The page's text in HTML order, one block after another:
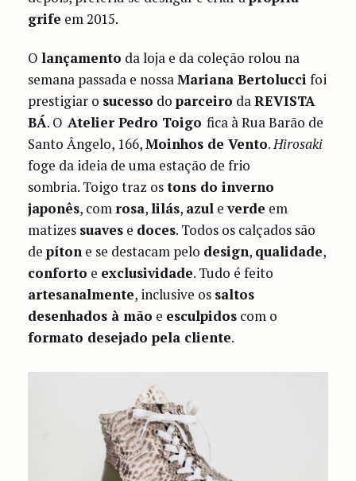
grife em 2015.
Olançamento da loja e da coleção rolou na
semana passada e nossaMariana Bertolucci foi
prestigiar o sucesso doparceiro daREVISTA
BÁ. O Atelier Pedro Toigo fica à Rua Barão de
Santo Ângelo, 166,Moinhos de Vento.Hirosaki
foge da ideia de uma estação de frio
sombria. Toigo traz ostons do inverno
japonês, com rosa,lilás, azul everde em
matizes suaves e doces. Todos os calçados são
depítone se destacam pelo design, qualidade,
conforto e exclusividade. Tudo é feito
artesanalmente, inclusive os saltos
desenhados à mão e esculpidos com o
formato desejado pela cliente.